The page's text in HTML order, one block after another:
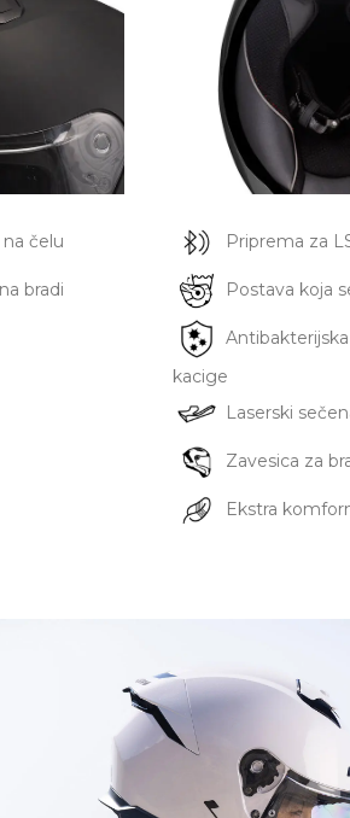
čelu
bradi
Priprema za
Postava koja
kacige
Laserski
Zavesica za
Ekstra